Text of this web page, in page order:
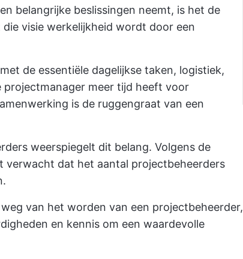
belangrijke beslissingen neemt, is het de
visie werkelijkheid wordt door een
de essentiële dagelijkse taken, logistiek,
meer tijd heeft voor
is de ruggengraat van een
weerspiegelt dit belang. Volgens de
verwacht dat het aantal projectbeheerders
van het worden van een projectbeheerder,
en kennis om een waardevolle